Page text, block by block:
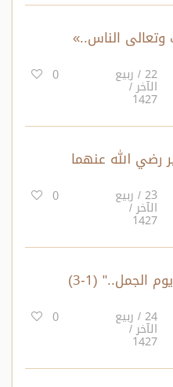
وتعالى الناس..»
22 / ربيع
الآخر /
1427
0
رضي الله عنهما
23 / ربيع
الآخر /
1427
0
الجمل.." (1-3)
24 / ربيع
الآخر /
1427
0